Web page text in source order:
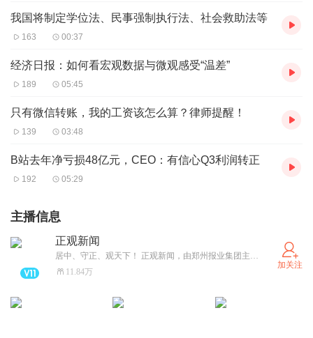
能力；更能吸引许多大家名角参与进来，与青年演员“连
麦”交流，共同促进传统艺术的发展。
另一方面，毋庸讳言的是，中国的许多传统文化艺术囿于地
域性，本就小众、晦涩，传统线下舞台的萎缩又进一步劣化
生存困难，对人才的激励程度有限，带来人才流失、队伍老
对人才直播技能的培养和激励，加大对于直播的支持，与高
校、研究机构、直播平台积极开展合作，有助于形成“流量
前，延边歌舞团、盘锦艺术团、长沙花鼓戏保护传承中心、
中央民族乐团等单位，都已经通过抖音直播提升了市场化收
放眼未来，直播化、视频化仍然是内容传播的重要形式。同
我国将制定学位法、民事强制执行法、社会救助法等
163 00:37
经济日报：如何看宏观数据与微观感受“温差”
189 05:45
只有微信转账，我的工资该怎么算？律师提醒！
139 03:48
B站去年净亏损48亿元，CEO：有信心Q3利润转正
192 05:29
主播信息
正观新闻
居中、守正、观天下！ 正观新闻，由郑州报业集团主办，是郑州市全力打造的“扎根郑州、立足中原、放眼全球”的拥有较强影响力的新型主流媒体，集“新闻+政务+服务”于一体的突出文化和国际视野的新媒体平台。
11.84万
加关注